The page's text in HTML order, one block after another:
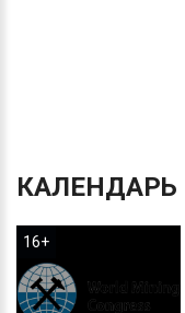
КАЛЕНДАРЬ
16+